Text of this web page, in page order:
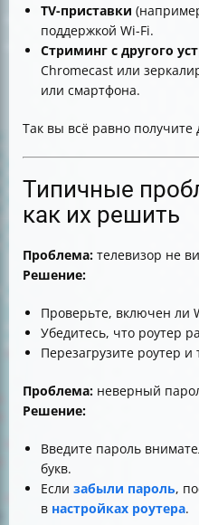
TV-приставки
поддержкой Wi-Fi.
Стриминг с другого
Chromecast или
или смартфона.
Так вы всё равно получите
Типичные
как их решить
Проблема: телевизор не
Решение:
Проверьте, включен ли
Убедитесь, что роутер
Перезагрузите роутер и
Проблема: неверный
Решение:
Введите пароль
букв.
Если забыли пароль,
в настройках роутера.